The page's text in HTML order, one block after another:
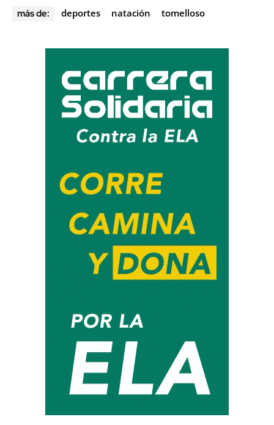
más de: deportes natación tomelloso